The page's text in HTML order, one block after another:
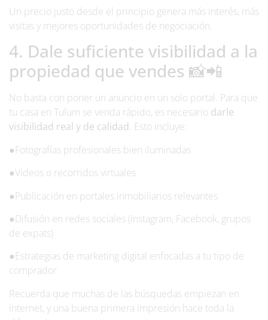
Un precio justo desde el principio genera más interés, más
visitas y mejores oportunidades de negociación.
4. Dale suficiente visibilidad a la
propiedad que vendes 📸📲
No basta con poner un anuncio en un solo portal. Para que
tu casa en Tulum se venda rápido, es necesario darle
visibilidad real y de calidad. Esto incluye:
●Fotografías profesionales bien iluminadas
●Videos o recorridos virtuales
●Publicación en portales inmobiliarios relevantes
●Difusión en redes sociales (Instagram, Facebook, grupos
de expats)
●Estrategias de marketing digital enfocadas a tu tipo de
comprador
Recuerda que muchas de las búsquedas empiezan en
internet, y una buena primera impresión hace toda la